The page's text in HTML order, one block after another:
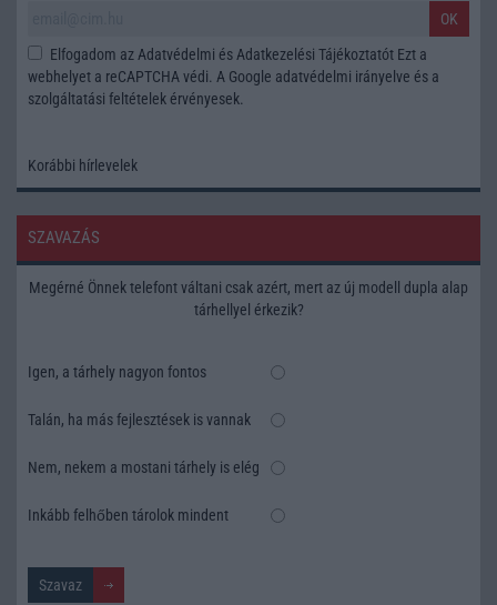
OK
Elfogadom az Adatvédelmi és Adatkezelési Tájékoztatót Ezt a
webhelyet a reCAPTCHA védi. A Google adatvédelmi irányelve és a
szolgáltatási feltételek érvényesek.
Korábbi hírlevelek
SZAVAZÁS
Megérné Önnek telefont váltani csak azért, mert az új modell dupla alap
tárhellyel érkezik?
Igen, a tárhely nagyon fontos
Talán, ha más fejlesztések is vannak
Nem, nekem a mostani tárhely is elég
Inkább felhőben tárolok mindent